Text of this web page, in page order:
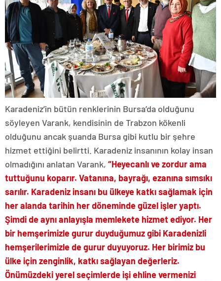
Karadeniz’in bütün renklerinin Bursa’da olduğunu
söyleyen Varank, kendisinin de Trabzon kökenli
olduğunu ancak şuanda Bursa gibi kutlu bir şehre
hizmet ettiğini belirtti. Karadeniz insanının kolay insan
olmadığını anlatan Varank, “Heyecanlı ve zordur ama
tuttuğunu koparır. Vatanına, bayrağı, ezanına sımsıkı
sarılır. Karadeniz insanı bu ülkeye katkı sağlamak için
her alanda tarihin her döneminde güzel işler yaptı.
Şimdi de aynı anlayışla memlekete hizmet ediyor. Her
bir hemşerimizle gurur duyduğumuz gibi Karadenizli
hemşerilerimizle de gurur duyuyoruz. Her birimiz bu
ülke için zenginlik, katkı sağlayan değerleriz.
Önümüzdeki yerel seçimlerde işi ehline vermenizi